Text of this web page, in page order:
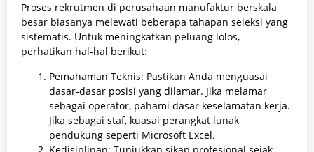
Proses rekrutmen di perusahaan manufaktur berskala
besar biasanya melewati beberapa tahapan seleksi yang
sistematis. Untuk meningkatkan peluang lolos,
perhatikan hal-hal berikut:
Pemahaman Teknis: Pastikan Anda menguasai
dasar-dasar posisi yang dilamar. Jika melamar
sebagai operator, pahami dasar keselamatan kerja.
Jika sebagai staf, kuasai perangkat lunak
pendukung seperti Microsoft Excel.